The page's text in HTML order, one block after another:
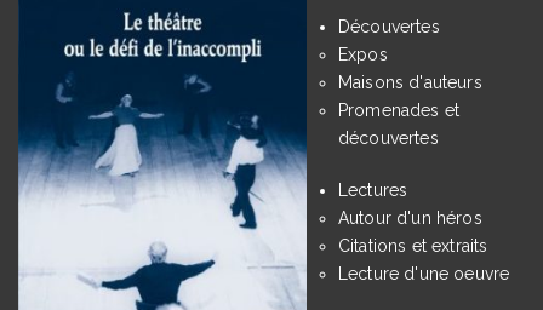
Découvertes
Expos
Maisons d'auteurs
Promenades et
découvertes
Lectures
Autour d'un héros
Citations et extraits
Lecture d'une oeuvre